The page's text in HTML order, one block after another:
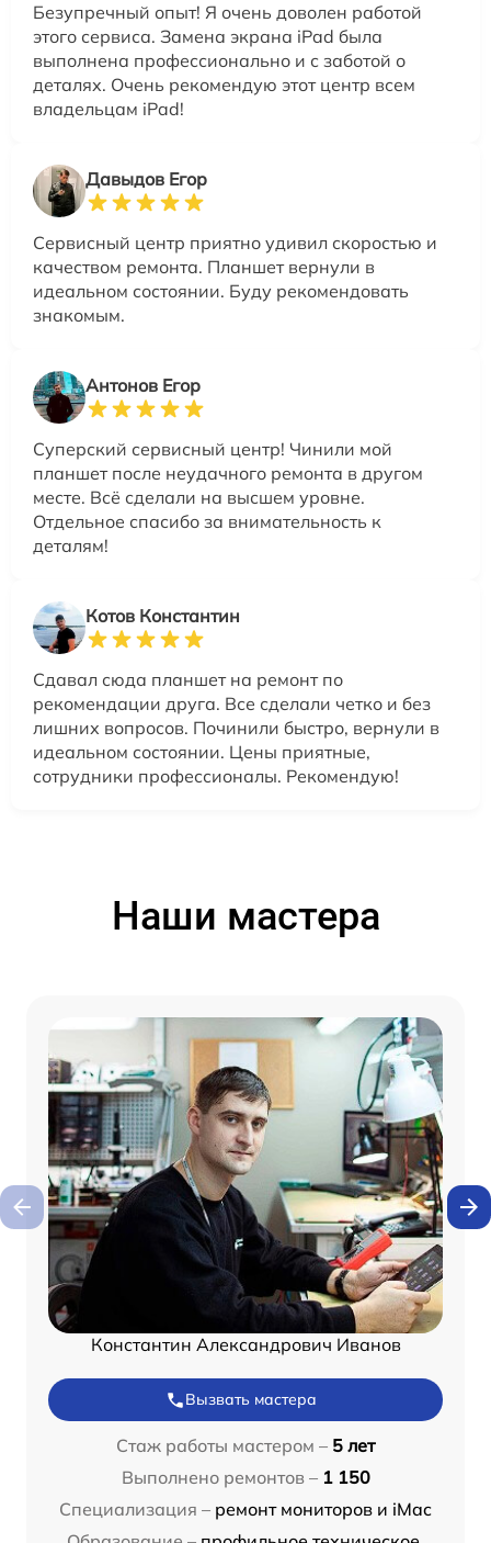
Безупречный опыт! Я очень доволен работой
этого сервиса. Замена экрана iPad была
выполнена профессионально и с заботой о
деталях. Очень рекомендую этот центр всем
владельцам iPad!
Давыдов Егор
Сервисный центр приятно удивил скоростью и
качеством ремонта. Планшет вернули в
идеальном состоянии. Буду рекомендовать
знакомым.
Антонов Егор
Суперский сервисный центр! Чинили мой
планшет после неудачного ремонта в другом
месте. Всё сделали на высшем уровне.
Отдельное спасибо за внимательность к
деталям!
Котов Константин
Сдавал сюда планшет на ремонт по
рекомендации друга. Все сделали четко и без
лишних вопросов. Починили быстро, вернули в
идеальном состоянии. Цены приятные,
сотрудники профессионалы. Рекомендую!
Наши мастера
Константин Александрович Иванов
Вызвать мастера
Стаж работы мастером – 5 лет
Выполнено ремонтов – 1 150
Специализация – ремонт мониторов и iMac